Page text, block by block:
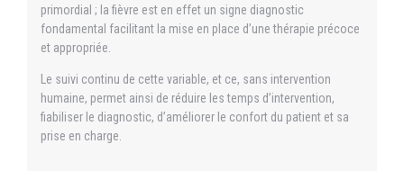
primordial ; la fièvre est en effet un signe diagnostic
fondamental facilitant la mise en place d’une thérapie précoce
et appropriée.
Le suivi continu de cette variable, et ce, sans intervention
humaine, permet ainsi de réduire les temps d’intervention,
fiabiliser le diagnostic, d’améliorer le confort du patient et sa
prise en charge.